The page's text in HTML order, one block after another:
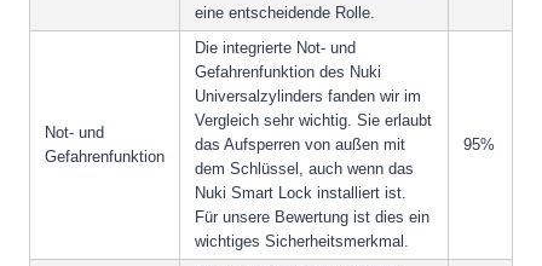
eine entscheidende Rolle.
Not- und
Gefahrenfunktion
Die integrierte Not- und
Gefahrenfunktion des Nuki
Universalzylinders fanden wir im
Vergleich sehr wichtig. Sie erlaubt
das Aufsperren von außen mit
dem Schlüssel, auch wenn das
Nuki Smart Lock installiert ist.
Für unsere Bewertung ist dies ein
wichtiges Sicherheitsmerkmal.
95%